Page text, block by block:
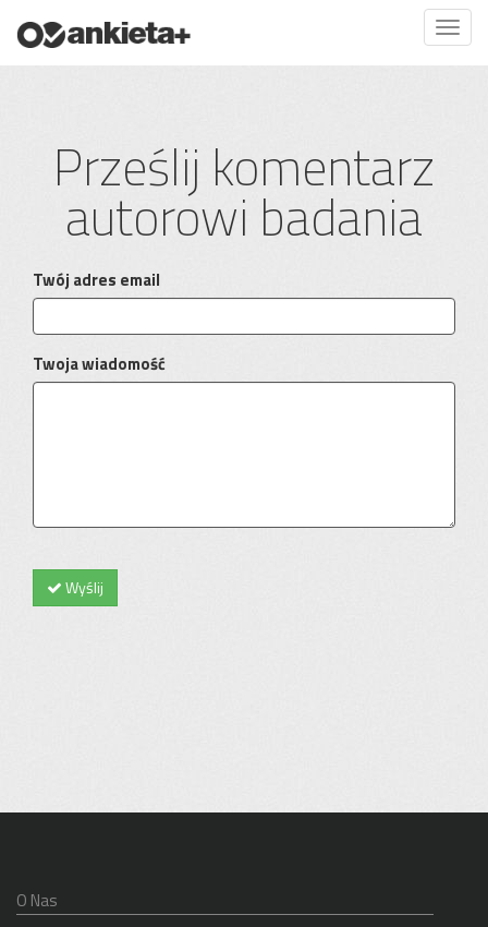
Prześlij komentarz
autorowi badania
Twój adres email
Twoja wiadomość
Wyślij
O Nas